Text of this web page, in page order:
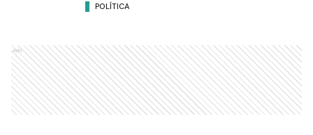
POLÍTICA
Ads